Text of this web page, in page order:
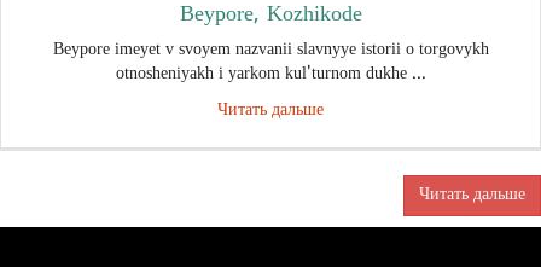
Beypore, Kozhikode
Beypore imeyet v svoyem nazvanii slavnyye istorii o torgovykh
otnosheniyakh i yarkom kul'turnom dukhe ...
Читать дальше
Читать дальше